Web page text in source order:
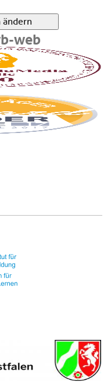
web